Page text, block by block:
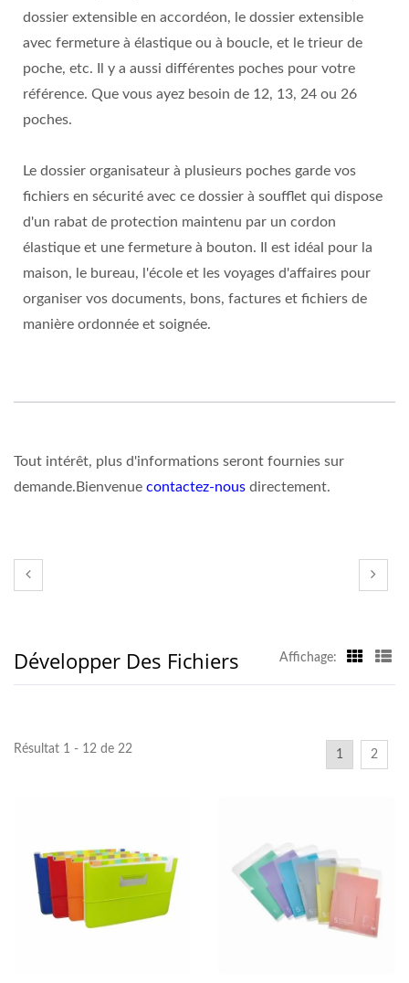
dossier extensible en accordéon, le dossier extensible
avec fermeture à élastique ou à boucle, et le trieur de
poche, etc. Il y a aussi différentes poches pour votre
référence. Que vous ayez besoin de 12, 13, 24 ou 26
poches.
Le dossier organisateur à plusieurs poches garde vos
fichiers en sécurité avec ce dossier à soufflet qui dispose
d'un rabat de protection maintenu par un cordon
élastique et une fermeture à bouton. Il est idéal pour la
maison, le bureau, l'école et les voyages d'affaires pour
organiser vos documents, bons, factures et fichiers de
manière ordonnée et soignée.
Tout intérêt, plus d'informations seront fournies sur
demande.Bienvenue contactez-nous directement.
Développer Des Fichiers Affichage:
Résultat 1 - 12 de 22 1 2